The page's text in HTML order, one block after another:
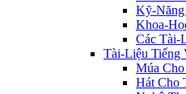
Kỹ-Năng
Khoa-
Các Tài-
Tài-Liệu Tiếng
Múa
Hát Cho